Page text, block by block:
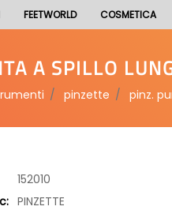
FEETWORLD COSMETICA
A SPILLO
pinzette pinz.
152010
PINZETTE